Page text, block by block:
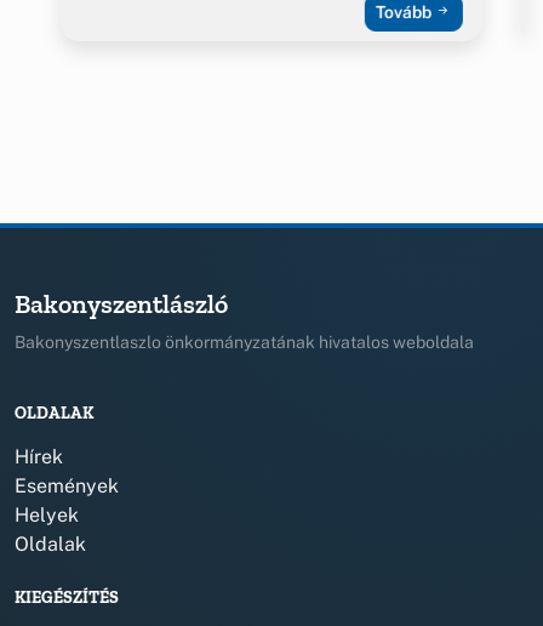
Tovább
Bakonyszentlászló
Bakonyszentlaszlo önkormányzatának hivatalos weboldala
OLDALAK
Hírek
Események
Helyek
Oldalak
KIEGÉSZÍTÉS